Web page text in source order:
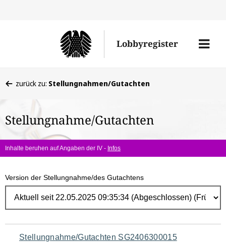
Lobbyregister
Menü
befinden
hier:
zurück zu: Stellungnahmen/Gutachten
Stellungnahme/Gutachten
Inhalte beruhen auf Angaben der IV - Infos
Version der Stellungnahme/des Gutachtens
Navigation
Stellungnahme/Gutachten SG2406300015